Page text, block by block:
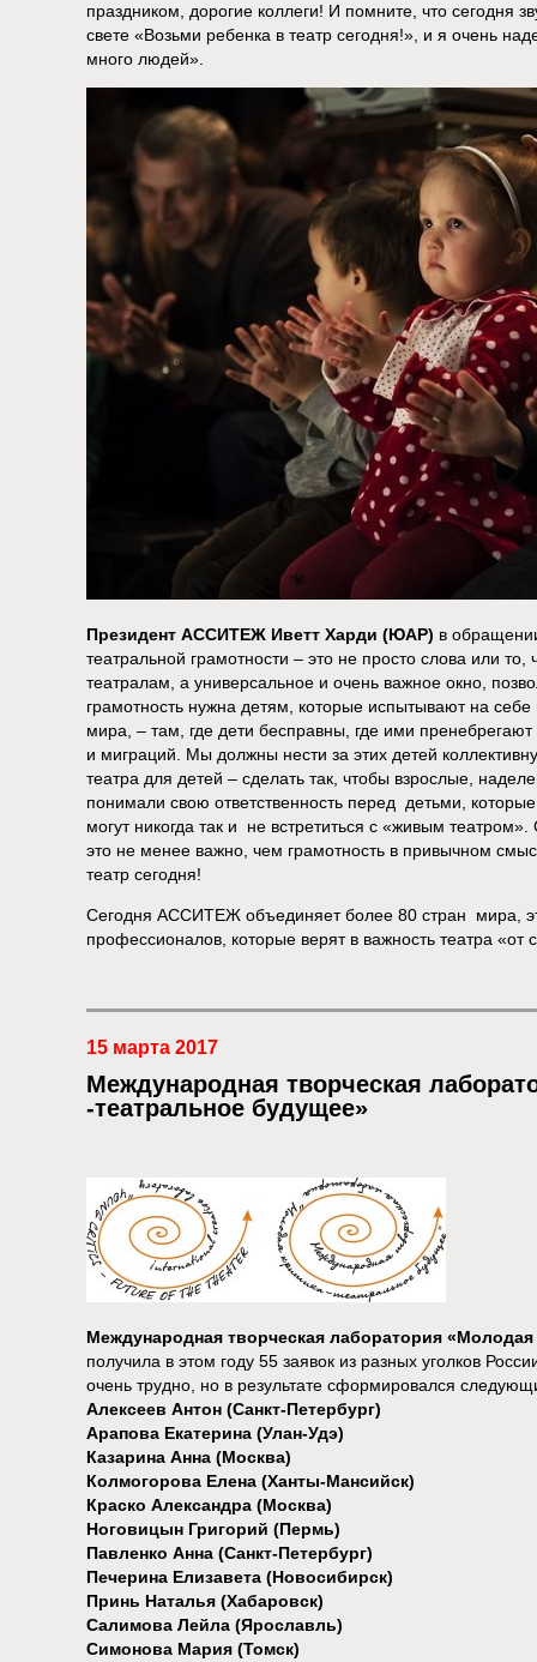
праздником, дорогие коллеги! И помните, что сегодня
свете «Возьми ребенка в театр сегодня!», и я очень
много людей».
Президент АССИТЕЖ Иветт Харди (ЮАР) в
театральной грамотности – это не просто слова или
театралам, а универсальное и очень важное окно,
грамотность нужна детям, которые испытывают на
мира, – там, где дети бесправны, где ими
и миграций. Мы должны нести за этих детей
театра для детей – сделать так, чтобы взрослые,
понимали свою ответственность перед детьми,
могут никогда так и не встретиться с «живым
это не менее важно, чем грамотность в привычном
театр сегодня!
Сегодня АССИТЕЖ объединяет более 80 стран мира,
профессионалов, которые верят в важность театра
15 марта 2017
Международная творческая
-театральное будущее»
Международная творческая лаборатория
получила в этом году 55 заявок из разных уголков
очень трудно, но в результате сформировался
Алексеев Антон (Санкт-Петербург)
Арапова Екатерина (Улан-Удэ)
Казарина Анна (Москва)
Колмогорова Елена (Ханты-Мансийск)
Краско Александра (Москва)
Ноговицын Григорий (Пермь)
Павленко Анна (Санкт-Петербург)
Печерина Елизавета (Новосибирск)
Принь Наталья (Хабаровск)
Салимова Лейла (Ярославль)
Симонова Мария (Томск)